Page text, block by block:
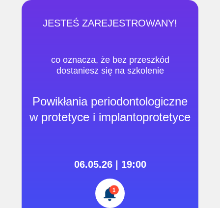
JESTEŚ ZAREJESTROWANY!
co oznacza, że ​​bez przeszkód
dostaniesz się na szkolenie
Powikłania periodontologiczne
w protetyce i implantoprotetyce
06.05.26 | 19:00